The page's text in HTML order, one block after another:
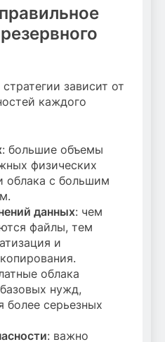
зависит от
каждого
: большие объемы
физических
облака с большим
данных: чем
файлы, тем
и
облака
нужд,
более серьезных
: важно